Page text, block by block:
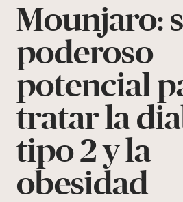
Recursos
Programas
Quienes somos
Mounjaro:
poderoso
potencial
tratar la
tipo 2 y la
obesidad